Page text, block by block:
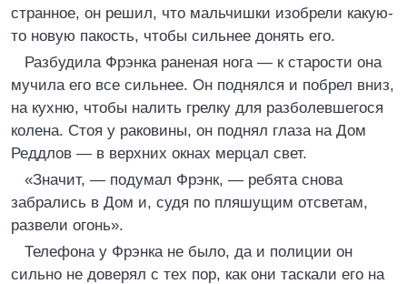
странное, он решил, что мальчишки изобрели какую-
то новую пакость, чтобы сильнее донять его.
Разбудила Фрэнка раненая нога — к старости она
мучила его все сильнее. Он поднялся и побрел вниз,
на кухню, чтобы налить грелку для разболевшегося
колена. Стоя у раковины, он поднял глаза на Дом
Реддлов — в верхних окнах мерцал свет.
«Значит, — подумал Фрэнк, — ребята снова
забрались в Дом и, судя по пляшущим отсветам,
развели огонь».
Телефона у Фрэнка не было, да и полиции он
сильно не доверял с тех пор, как они таскали его на